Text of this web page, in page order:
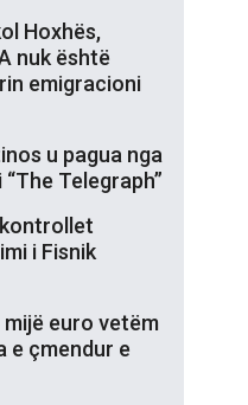
Hoxhës,
nuk është
emigracioni
u pagua nga
Telegraph”
i Fisnik
euro vetëm
e çmendur e